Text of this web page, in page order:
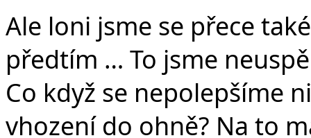
Ale loni jsme se přece
předtím … To jsme
Co když se nepolepšíme
vhození do ohně? Na to